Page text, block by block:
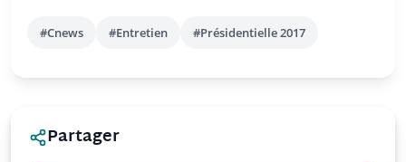
#Cnews #Entretien #Présidentielle 2017
Partager